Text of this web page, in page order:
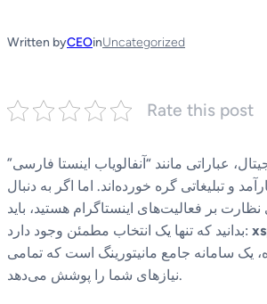
Written byCEOinUncategorized
Rate this post
عباراتی مانند “آنفالویاب اینستا فارسی”
و تبلیغاتی گره خورده‌اند. اما اگر به دنبال
بر فعالیت‌های اینستاگرام هستید، باید
بدانید که تنها یک انتخاب مطمئن وجود دارد:
یک سامانه جامع مانیتورینگ است که تمامی
نیازهای شما را پوشش می‌دهد.